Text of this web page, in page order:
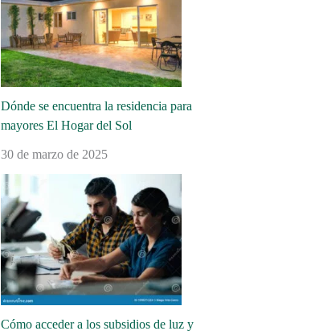
Dónde se encuentra la residencia para
mayores El Hogar del Sol
30 de marzo de 2025
Cómo acceder a los subsidios de luz y